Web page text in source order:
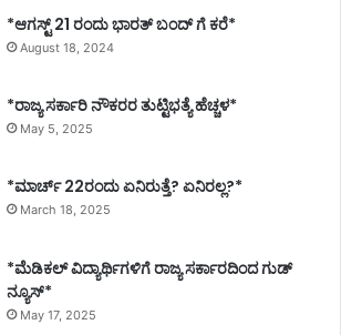
*ಆಗಸ್ಟ್ 21 ರಂದು ಭಾರತ್‌ ಬಂದ್‌ ಗೆ ಕರೆ*
August 18, 2024
*ರಾಜ್ಯ ಸರ್ಕಾರಿ ನೌಕರರ ತುಟ್ಟಿಭತ್ಯೆ ಹೆಚ್ಚಳ*
May 5, 2025
*ಮಾರ್ಚ್ 22ರಂದು ಏನಿರುತ್ತೆ? ಏನಿರಲ್ಲ?*
March 18, 2025
*ಮೆಡಿಕಲ್ ವಿದ್ಯಾರ್ಥಿಗಳಿಗೆ ರಾಜ್ಯ ಸರ್ಕಾರದಿಂದ ಗುಡ್
ನ್ಯೂಸ್*
May 17, 2025